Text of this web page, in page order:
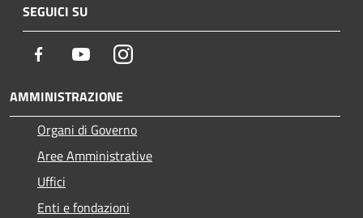
SEGUICI SU
Facebook YoutubeInstagram
AMMINISTRAZIONE
Organi di Governo
Aree Amministrative
Uffici
Enti e fondazioni